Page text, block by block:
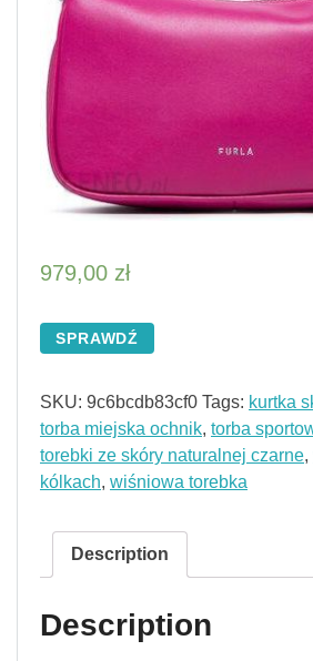
979,00 zł
SPRAWDŹ
SKU: 9c6bcdb83cf0 Tags: kurtka
torba miejska ochnik, torba
torebki ze skóry naturalnej czarne,
kólkach, wiśniowa torebka
Description
Description